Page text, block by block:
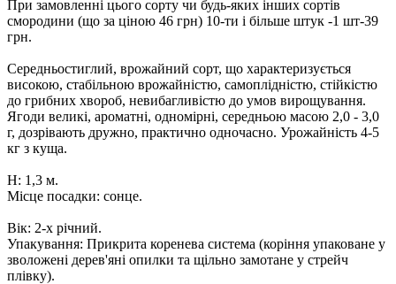
При замовленні цього сорту чи будь-яких інших сортів
смородини (що за ціною 46 грн) 10-ти і більше штук -1 шт-39
грн.
Середньостиглий, врожайний сорт, що характеризується
високою, стабільною врожайністю, самоплідністю, стійкістю
до грибних хвороб, невибагливістю до умов вирощування.
Ягоди великі, ароматні, одномірні, середньою масою 2,0 - 3,0
г, дозрівають дружно, практично одночасно. Урожайність 4-5
кг з куща.
Н: 1,3 м.
Місце посадки: сонце.
Вік: 2-х річний.
Упакування: Прикрита коренева система (коріння упаковане у
зволожені дерев'яні опилки та щільно замотане у стрейч
плівку).